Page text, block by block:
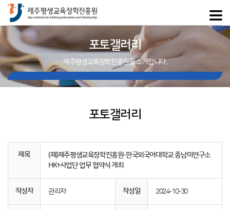
포토갤러리
제주평생교육장학진흥원을 소개합니다.
포토갤러리
제목
(재)제주평생교육장학진흥원-한국외국어대학교 중남미연구소
HK+사업단 업무 협약식 개최
작성자 관리자 작성일 2024-10-30